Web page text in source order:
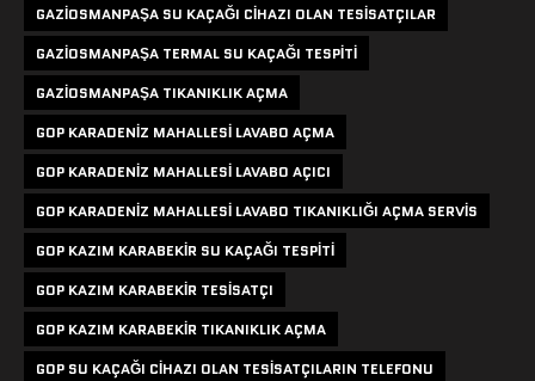
GAZIOSMANPAŞA SU KAÇAĞI CIHAZI OLAN TESISATÇILAR
GAZIOSMANPAŞA TERMAL SU KAÇAĞI TESPITI
GAZIOSMANPAŞA TIKANIKLIK AÇMA
GOP KARADENIZ MAHALLESI LAVABO AÇMA
GOP KARADENIZ MAHALLESI LAVABO AÇICI
GOP KARADENIZ MAHALLESI LAVABO TIKANIKLIĞI AÇMA SERVIS
GOP KAZIM KARABEKIR SU KAÇAĞI TESPITI
GOP KAZIM KARABEKIR TESISATÇI
GOP KAZIM KARABEKIR TIKANIKLIK AÇMA
GOP SU KAÇAĞI CIHAZI OLAN TESISATÇILARIN TELEFONU